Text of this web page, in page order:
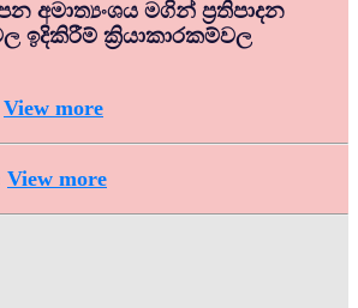
අමාත්‍යංශය මගින් ප්‍රතිපාදන
ඉදිකිරීම් ක්‍රියාකාරකම්වල
View more
View more